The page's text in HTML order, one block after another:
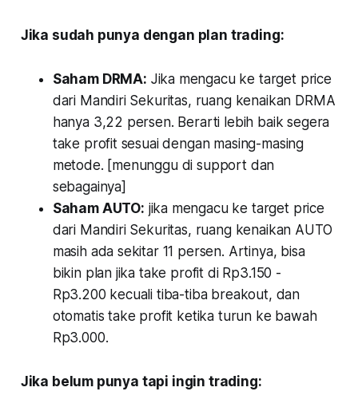
Jika sudah punya dengan plan trading:
Saham DRMA: Jika mengacu ke target price
dari Mandiri Sekuritas, ruang kenaikan DRMA
hanya 3,22 persen. Berarti lebih baik segera
take profit sesuai dengan masing-masing
metode. [menunggu di support dan
sebagainya]
Saham AUTO: jika mengacu ke target price
dari Mandiri Sekuritas, ruang kenaikan AUTO
masih ada sekitar 11 persen. Artinya, bisa
bikin plan jika take profit di Rp3.150 -
Rp3.200 kecuali tiba-tiba breakout, dan
otomatis take profit ketika turun ke bawah
Rp3.000.
Jika belum punya tapi ingin trading: